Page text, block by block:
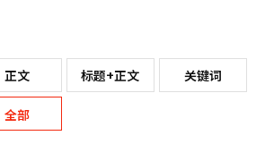
正文 标题+正文 关键词
全部